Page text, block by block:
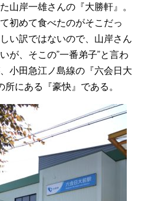
山岸一雄さんの『大勝軒』。
初めて食べたのがそこだっ
い訳ではないので、山岸さん
が、そこの”一番弟子”と言わ
小田急江ノ島線の『六会日大
にある『豪快』である。